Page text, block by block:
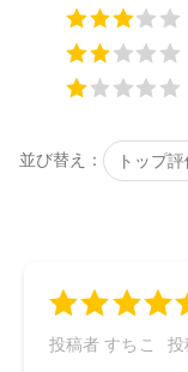
Make↗Kitchen
to/one 2022/4/1
※店舗での取り扱い
舗にお問い合わせく
承ください。
商品によっては、
●パッケージはリニ
合がございます。